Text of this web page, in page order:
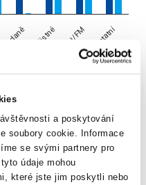
a poskytování
soubory cookie. Informace
se svými partnery pro
údaje mohou
které jste jim poskytli nebo
Pojistné EU/FM Ostatní